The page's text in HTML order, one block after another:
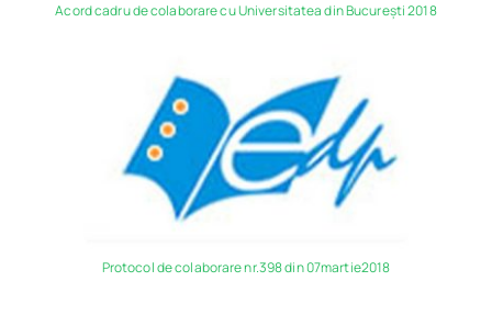
Acord cadru de colaborare cu Universitatea din Bucureşti 2018
Protocol de colaborare nr.398 din 07martie2018